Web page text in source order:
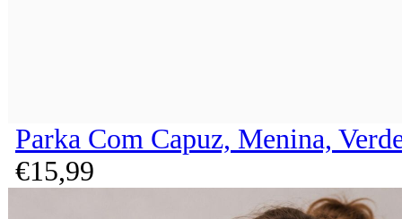
Parka Com Capuz, Menina,
€15,99